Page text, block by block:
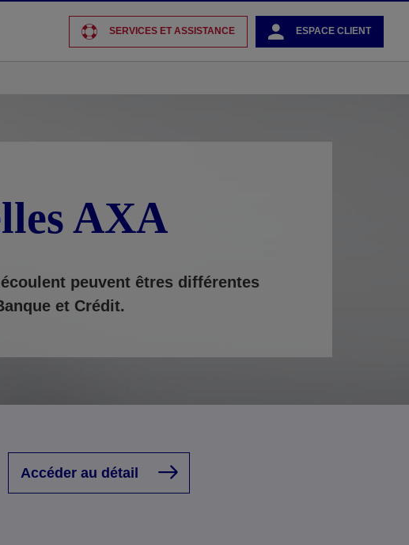
SERVICES ET ASSISTANCE ESPACE CLIENT
AXA
peuvent êtres différentes
et Crédit.
Accéder au détail